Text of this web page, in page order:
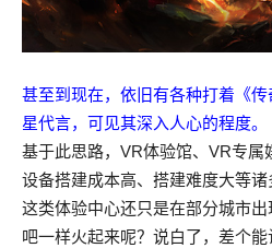
甚至到现在，依旧有各种打着《
星代言，可见其深入人心的程度。
基于此思路，VR体验馆、VR专属
设备搭建成本高、搭建难度大等
这类体验中心还只是在部分城市
吧一样火起来呢？说白了，差个能